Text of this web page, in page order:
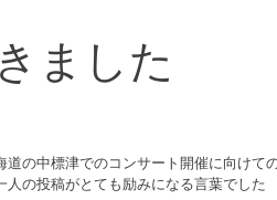
ました
道の中標津でのコンサート開催に向けて
人の投稿がとても励みになる言葉でした